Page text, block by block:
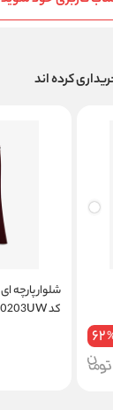
کرده اند
62
کد 6WAK40203UW